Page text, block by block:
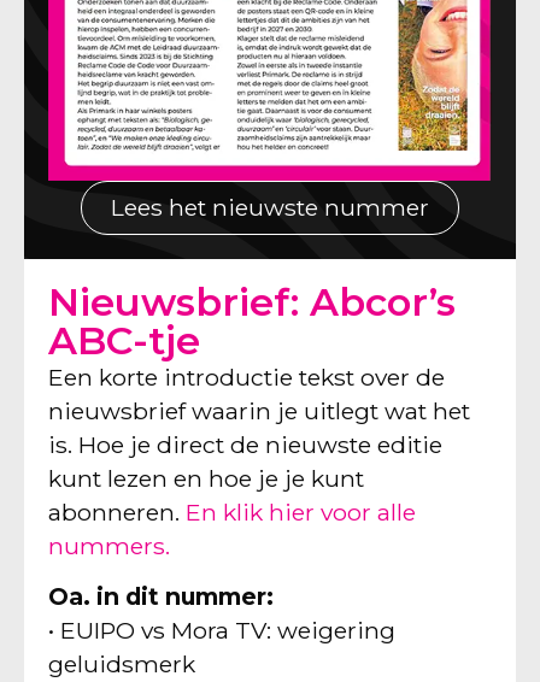
Lees het nieuwste nummer
Nieuwsbrief: Abcor’s
ABC-tje
Een korte introductie tekst over de
nieuwsbrief waarin je uitlegt wat het
is. Hoe je direct de nieuwste editie
kunt lezen en hoe je je kunt
abonneren. En klik hier voor alle
nummers.
Oa. in dit nummer:
• EUIPO vs Mora TV: weigering
geluidsmerk